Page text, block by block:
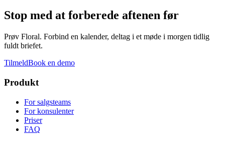
Stop med at forberede aftenen før
Prøv Floral. Forbind en kalender, deltag i et møde i morgen tidlig
fuldt briefet.
TilmeldBook en demo
Produkt
For salgsteams
For konsulenter
Priser
FAQ